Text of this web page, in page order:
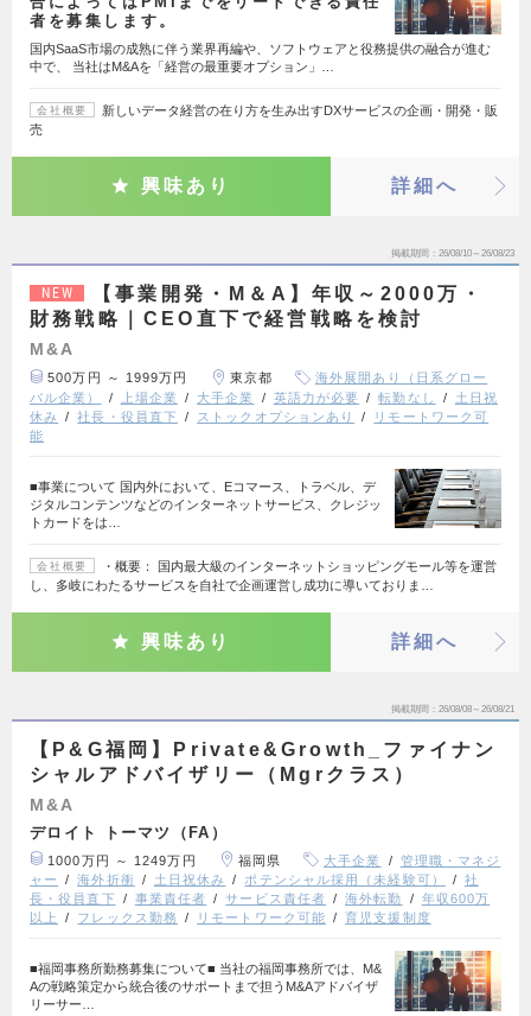
者を募集します。
国内SaaS市場の成熟に伴う業界再編や、ソフトウェアと役務提供の融合が進む
中で、 当社はM&Aを「経営の最重要オプション」…
会社概要
新しいデータ経営の在り方を生み出すDXサービスの企画・開発・販
売
興味あり 詳細へ
掲載期間 26/08/10～26/08/23
NEW
【事業開発・M＆A】年収～2000万・
財務戦略｜CEO直下で経営戦略を検討
M&A
500万円 ～ 1999万円 東京都
海外展開あり（日系グロー
バル企業）
上場企業 大手企業 英語力が必要 転勤なし
土日祝
休み
社長・役員直下 ストックオプションあり
リモートワーク可
能
■事業について 国内外において、Eコマース、トラベル、デ
ジタルコンテンツなどのインターネットサービス、クレジッ
トカードをは…
会社概要
・概要： 国内最大級のインターネットショッピングモール等を運営
し、多岐にわたるサービスを自社で企画運営し成功に導いておりま…
興味あり 詳細へ
掲載期間 26/08/08～26/08/21
【P&G福岡】Private&Growth_ファイナン
シャルアドバイザリー（Mgrクラス）
M&A
デロイト トーマツ（FA）
1000万円 ～ 1249万円 福岡県 大手企業
管理職・マネジ
ャー
海外折衝 土日祝休み ポテンシャル採用（未経験可）
社
長・役員直下
事業責任者 サービス責任者 海外転勤
年収600万
以上
フレックス勤務 リモートワーク可能 育児支援制度
■福岡事務所勤務募集について■ 当社の福岡事務所では、M&
Aの戦略策定から統合後のサポートまで担うM&Aアドバイザ
リーサー…